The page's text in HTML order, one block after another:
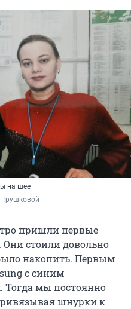
на шее
Трушковой
пришли первые
Они стоили довольно
накопить. Первым
с синим
мы постоянно
шнурки к